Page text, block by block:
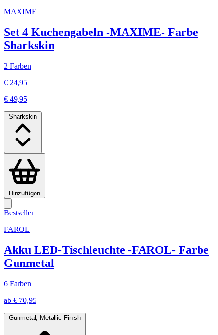
MAXIME
Set 4 Kuchengabeln -MAXIME- Farbe
Sharkskin
2 Farben
€ 24,95
€ 49,95
Sharkskin
Hinzufügen
Bestseller
FAROL
Akku LED-Tischleuchte -FAROL- Farbe
Gunmetal
6 Farben
ab € 70,95
Gunmetal, Metallic Finish